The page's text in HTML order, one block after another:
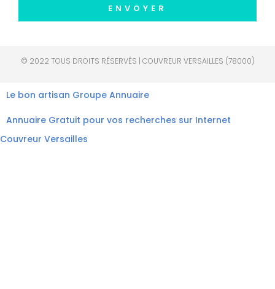
ENVOYER
© 2022 TOUS DROITS RÉSERVÉS | COUVREUR VERSAILLES (78000)
Le bon artisan Groupe Annuaire
Annuaire Gratuit pour vos recherches sur Internet
Couvreur Versailles